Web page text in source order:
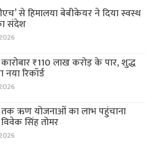
से हिमालया बेबीकेयर ने दिया स्वस्थ
संदेश
₹110 लाख करोड़ के पार, शुद्ध
रिकॉर्ड
तक ऋण योजनाओं का लाभ पहुंचाना
विवेक सिंह तोमर